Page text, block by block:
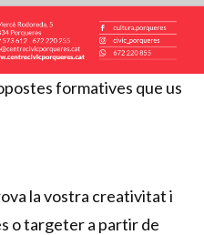
formatives que us
la vostra creativitat i
o targeter a partir de